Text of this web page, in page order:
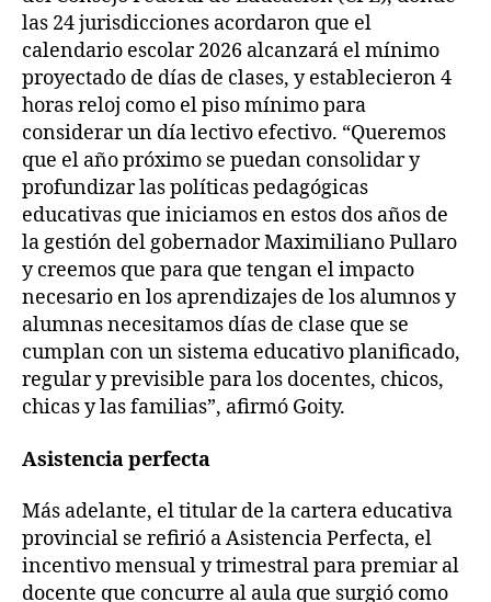
las 24 jurisdicciones acordaron que el
calendario escolar 2026 alcanzará el mínimo
proyectado de días de clases, y establecieron 4
horas reloj como el piso mínimo para
considerar un día lectivo efectivo. “Queremos
que el año próximo se puedan consolidar y
profundizar las políticas pedagógicas
educativas que iniciamos en estos dos años de
la gestión del gobernador Maximiliano Pullaro
y creemos que para que tengan el impacto
necesario en los aprendizajes de los alumnos y
alumnas necesitamos días de clase que se
cumplan con un sistema educativo planificado,
regular y previsible para los docentes, chicos,
chicas y las familias”, afirmó Goity.
Asistencia perfecta
Más adelante, el titular de la cartera educativa
provincial se refirió a Asistencia Perfecta, el
incentivo mensual y trimestral para premiar al
docente que concurre al aula que surgió como